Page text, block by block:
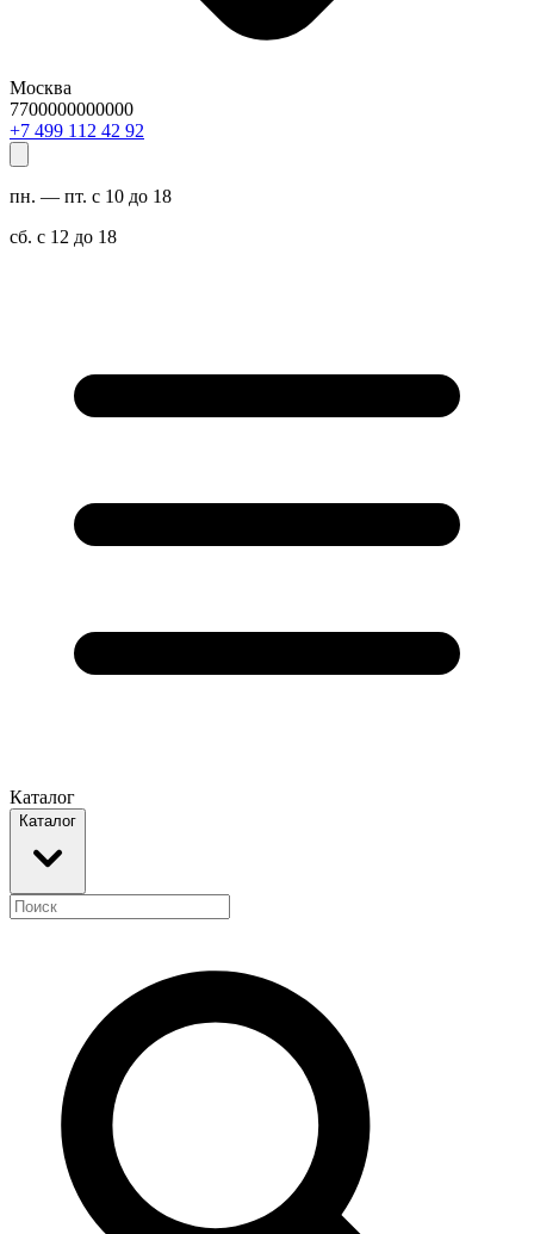
Москва
7700000000000
29 24 211 994 7+
пн. — пт. с 10 до 18
сб. с 12 до 18
Каталог
Каталог